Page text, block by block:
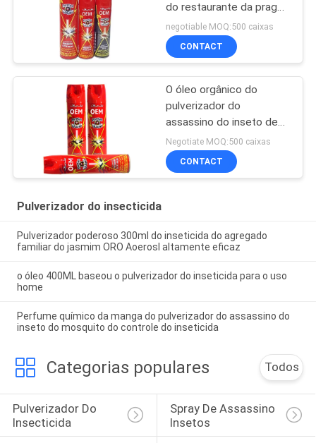
do restaurante da praga
do controle/repelente de
insetos do mosquito
negotiable MOQ:500 caixas
CONTACT
O óleo orgânico do
pulverizador do
assassino do inseto de
voo baseou/não -
manchando o assassino
do mosquito repelente
Negotiate MOQ:500 caixas
CONTACT
Pulverizador do insecticida
Pulverizador poderoso 300ml do inseticida do agregado
familiar do jasmim ORO Aoerosl altamente eficaz
o óleo 400ML baseou o pulverizador do inseticida para o uso
home
Perfume químico da manga do pulverizador do assassino do
inseto do mosquito do controle do inseticida
Categorias populares Todos
Pulverizador Do
Insecticida
Spray De Assassino
Insetos